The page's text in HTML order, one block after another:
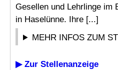
Gesellen und Lehrlinge im
in Haselünne. Ihre [...]
MEHR INFOS ZUM
▶ Zur Stellenanzeige